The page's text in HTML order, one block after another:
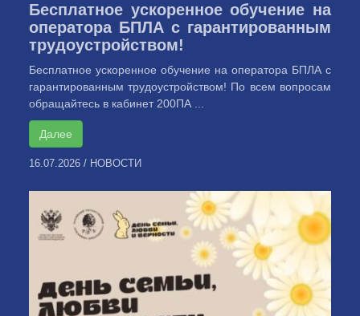
Бесплатное ускоренное обучение на
оператора БПЛА с гарантированным
трудоустройством!
Бесплатное ускоренное обучение на оператора БПЛА с
гарантированным трудоустройством! По всем вопросам
обращайтесь в кабинет 200ПА ...
Далее
16.07.2026 / НОВОСТИ